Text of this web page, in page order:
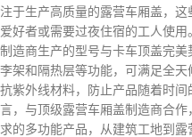
注于生产高质量的露营车厢盖，
爱好者或需要过夜住宿的工人使
制造商生产的型号与卡车顶盖完
李架和隔热层等功能，可满足全
抗紫外线材料，防止产品随着时
言，与顶级露营车厢盖制造商合
求的多功能产品，从建筑工地到